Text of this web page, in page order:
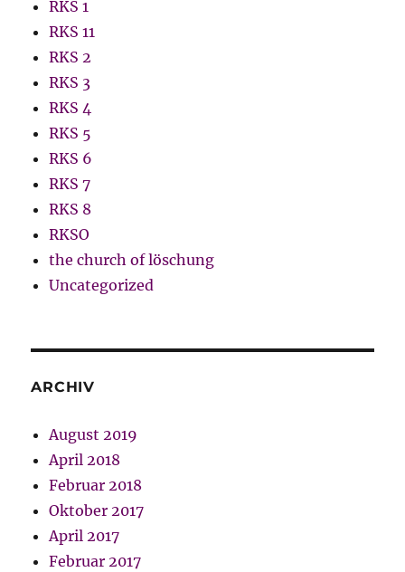
RKS 1
RKS 11
RKS 2
RKS 3
RKS 4
RKS 5
RKS 6
RKS 7
RKS 8
RKSO
the church of löschung
Uncategorized
ARCHIV
August 2019
April 2018
Februar 2018
Oktober 2017
April 2017
Februar 2017